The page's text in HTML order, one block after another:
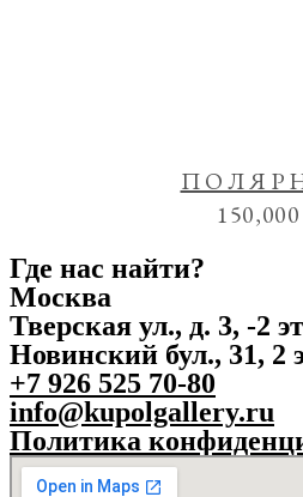
Где нас найти?
Москва
Тверская ул., д. 3, -2
Новинский бул., 31, 2
+7 926 525 70-80
info@kupolgallery.ru
Политика